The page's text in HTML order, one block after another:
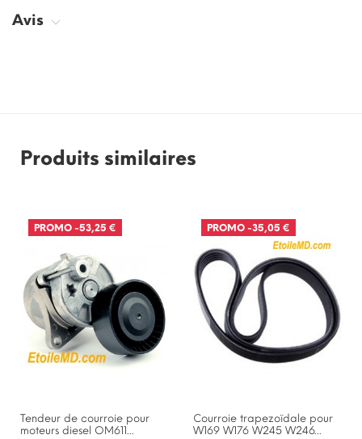
Avis
Produits similaires
PROMO -53,25 €
Tendeur de courroie pour
moteurs diesel OM611...
PROMO -35,05 €
Courroie trapezoïdale pour
W169 W176 W245 W246...